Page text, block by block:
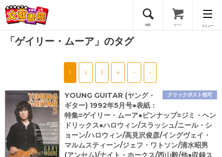
検索 カート メニュー
会員登録
「ゲイリー・ムーア」のタグ
1 2 3 4 > »
クリックポスト他可
YOUNG GUITAR (ヤング・
ギター) 1992年5月号●表紙：
特集=ゲイリー・ムーア●ピンナップ=ジミ・ヘン
ドリックス●ハロウィン/スラッシュ/ニール・シ
ョーン/ハロウィン/高見沢俊彦/イングヴェイ・
マルムスティーン/ジェフ・ワトソン/清水昭男
(アンセム)/ナイト・ホークス/西山毅/他●収録ス